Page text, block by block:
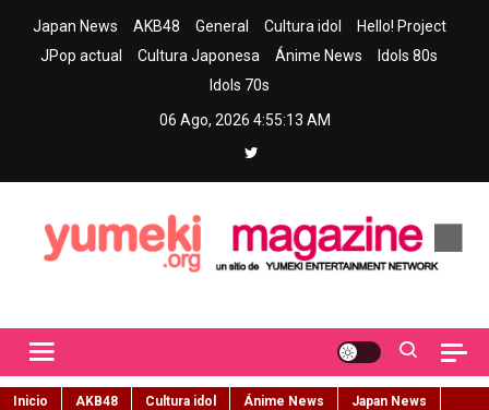
Japan News AKB48 General Cultura idol
Hello! Project
JPop actual
Cultura Japonesa Ánime News
Idols 80s
Idols 70s
06 Ago, 2026 4:55:14 AM
Inicio AKB48 Cultura idol Ánime News
Japan News